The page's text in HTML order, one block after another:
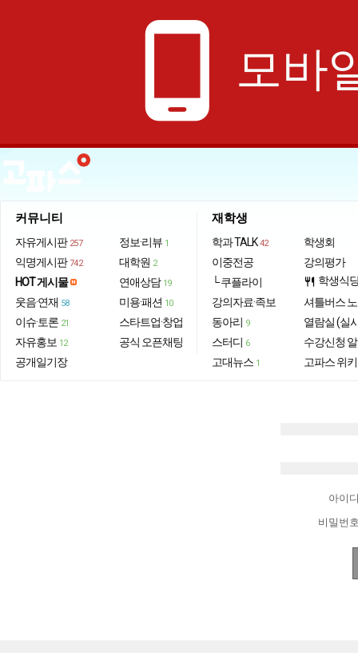
phone_android 모바
커뮤니티
자유게시판 257
익명게시판 742
HOT 게시물
웃음·연재 58
이슈·토론 21
자유홍보 12
공개일기장
정보·리뷰 1
대학원 2
연애상담 19
미용·패션 10
스타트업·창업
공식 오픈채팅
재학생
학과 TALK 42
이중전공
└ 쿠플라이
강의자료·족보
동아리 9
스터디 6
고대뉴스 1
학생회
강의평가
restaurant 학생식
셔틀버스
열람실 (실
수강신청
고파스 위키
아이
비밀번